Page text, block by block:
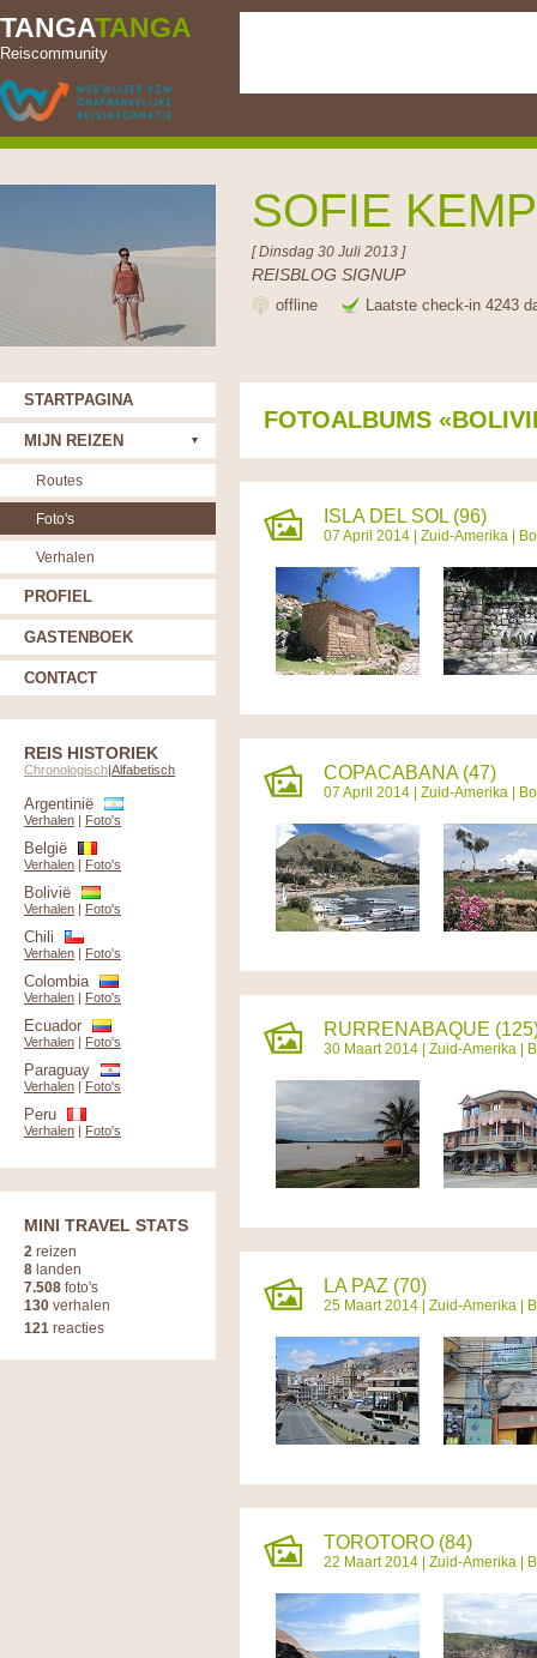
TANGATANGA
Reiscommunity
SOFIE
[ Dinsdag 30 Juli 2013 ]
REISBLOG SIGNUP
offline Laatste check-in 4243
FOTOALBUMS
ISLA DEL SOL (96)
07 April 2014 | Zuid-Amerika |
COPACABANA (47)
07 April 2014 | Zuid-Amerika |
RURRENABAQUE
30 Maart 2014 | Zuid-Amerika |
LA PAZ (70)
25 Maart 2014 | Zuid-Amerika |
TOROTORO (84)
22 Maart 2014 | Zuid-Amerika |
STARTPAGINA
MIJN REIZEN
Routes
Foto's
Verhalen
PROFIEL
GASTENBOEK
CONTACT
REIS HISTORIEK
Chronologisch|Alfabetisch
Argentinië
Verhalen | Foto's
België
Verhalen | Foto's
Bolivië
Verhalen | Foto's
Chili
Verhalen | Foto's
Colombia
Verhalen | Foto's
Ecuador
Verhalen | Foto's
Paraguay
Verhalen | Foto's
Peru
Verhalen | Foto's
MINI TRAVEL STATS
2 reizen
8 landen
7.508 foto's
130 verhalen
121 reacties